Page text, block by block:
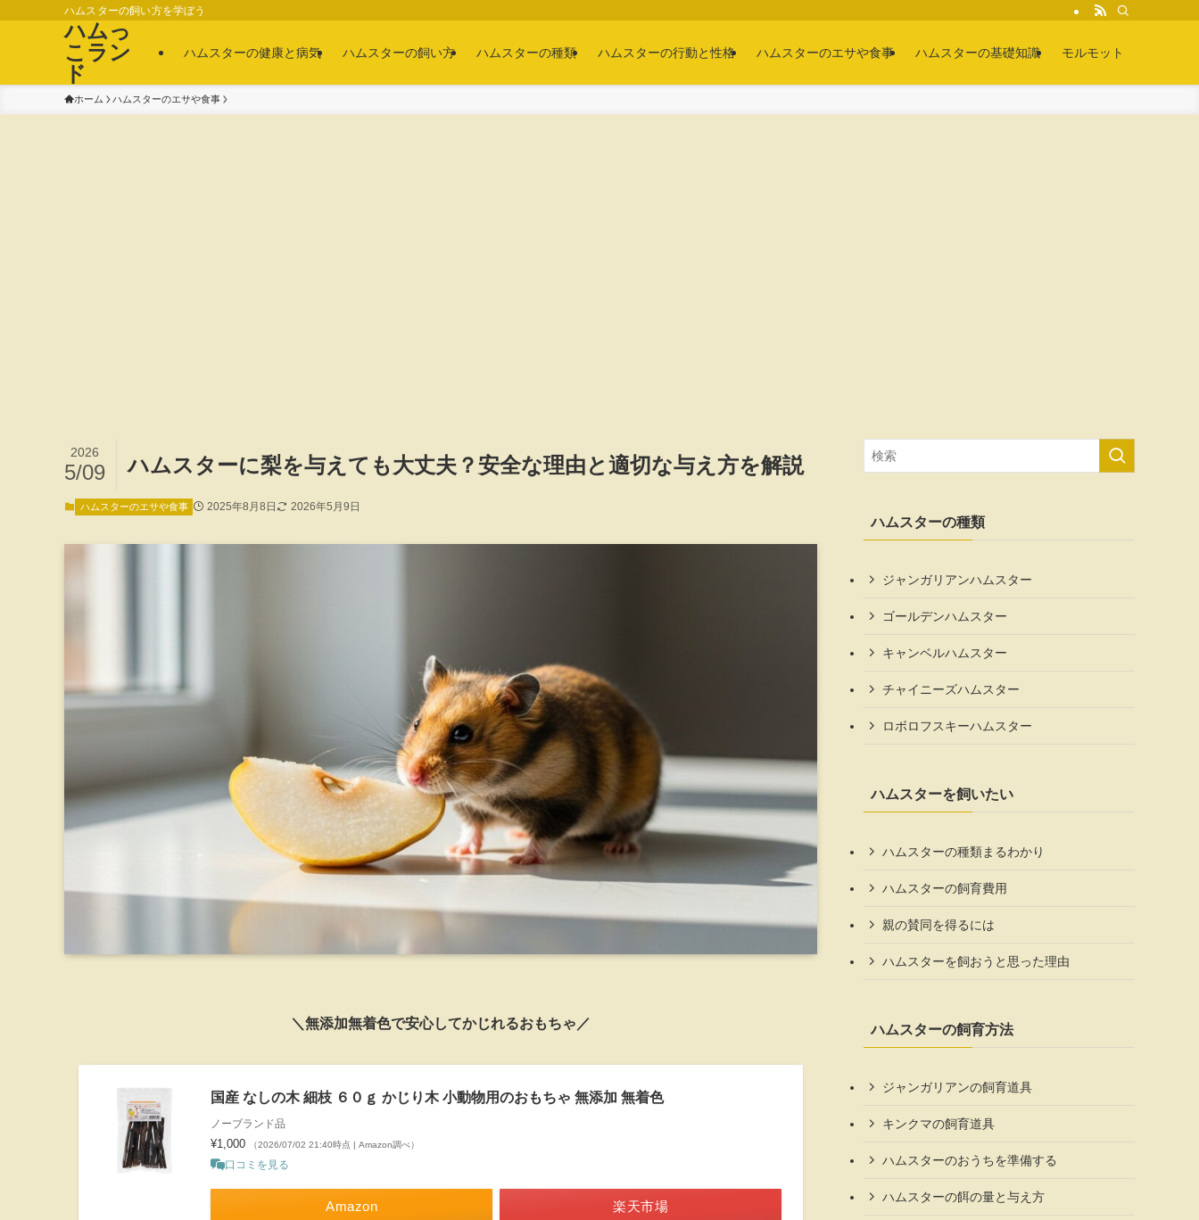
ハムスターの飼い方を学ぼう
ハムっ
こラン
ド
ハムスターの健康と病気 ハムスターの飼い方 ハムスターの種類 ハムスターの行動と性格 ハムスターのエサや食事 ハムスターの基礎知識 モルモット
ホーム ハムスターのエサや食事
ハムスターに梨を与えても大丈夫？安全な理由と適切な与え方を解説
2026
5/09
ハムスターのエサや食事 2025年8月8日 2026年5月9日
＼無添加無着色で安心してかじれるおもちゃ／
国産 なしの木 細枝 ６０ｇ かじり木 小動物用のおもちゃ 無添加 無着色
ノーブランド品
¥1,000 （2026/07/02 21:40時点 | Amazon調べ）
口コミを見る
Amazon 楽天市場
ハムスターの種類
ジャンガリアンハムスター
ゴールデンハムスター
キャンベルハムスター
チャイニーズハムスター
ロボロフスキーハムスター
ハムスターを飼いたい
ハムスターの種類まるわかり
ハムスターの飼育費用
親の賛同を得るには
ハムスターを飼おうと思った理由
ハムスターの飼育方法
ジャンガリアンの飼育道具
キンクマの飼育道具
ハムスターのおうちを準備する
ハムスターの餌の量と与え方